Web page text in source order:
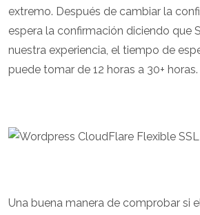
extremo. Después de cambiar la
espera la confirmación diciendo que
nuestra experiencia, el tiempo de
puede tomar de 12 horas a 30+ horas.
Una buena manera de comprobar si